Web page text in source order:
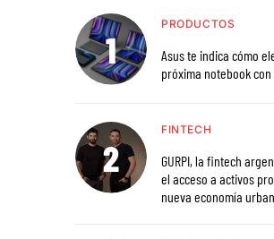
PRODUCTOS
Asus te indica cómo
próxima notebook con
FINTECH
GURPI, la fintech argentina,
el acceso a activos
nueva economía